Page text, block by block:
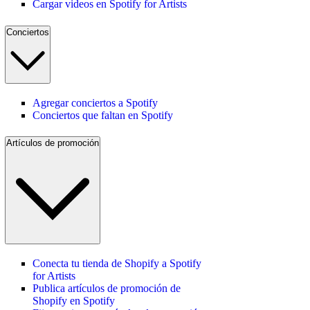
Cargar videos en Spotify for Artists
Conciertos
Agregar conciertos a Spotify
Conciertos que faltan en Spotify
Artículos de promoción
Conecta tu tienda de Shopify a Spotify
for Artists
Publica artículos de promoción de
Shopify en Spotify